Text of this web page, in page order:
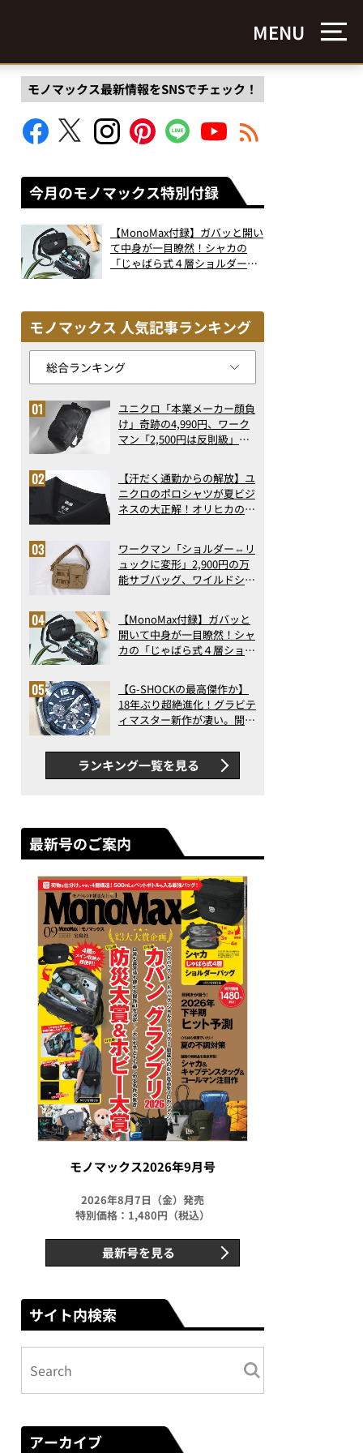
MENU
モノマックス最新情報をSNSでチェック！
今月のモノマックス特別付録
【MonoMax付録】ガバッと開い
て中身が一目瞭然！シャカの
「じゃばら式４層ショルダーバ
モノマックス 人気記事ランキング
ユニクロ「本業メーカー顔負
け」奇跡の4,990円、ワーク
マン「2,500円は反則級」凄
ト3】（2026年6月版）
【汗だく通勤からの解放】ユ
ニクロのポロシャツが夏ビジ
ネスの大正解！オリヒカの透
アの実力
ワークマン「ショルダー⇔リ
ュックに変形」2,900円の万
能サブバッグ、ワイルドシン
記事ランキングベスト3】
（2026年6月版）
【MonoMax付録】ガバッと
開いて中身が一目瞭然！シャ
カの「じゃばら式４層ショル
った！
【G-SHOCKの最高傑作か】
18年ぶり超絶進化！グラビテ
ィマスター新作が凄い。開発
新ムーブメントの衝撃
ランキング一覧を見る
最新号のご案内
モノマックス2026年9月号
2026年8月7日（金）発売
特別価格：1,480円（税込）
最新号を見る
サイト内検索
アーカイブ